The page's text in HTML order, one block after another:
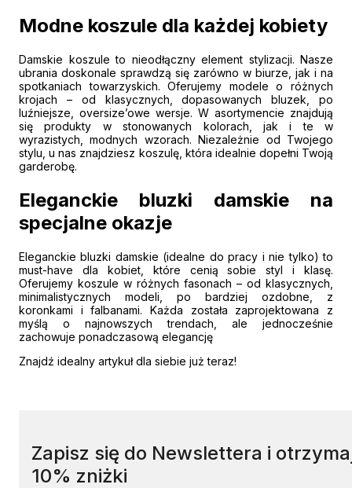
Modne koszule dla każdej kobiety
Damskie koszule to nieodłączny element stylizacji. Nasze
ubrania doskonale sprawdzą się zarówno w biurze, jak i na
spotkaniach towarzyskich. Oferujemy modele o różnych
krojach – od klasycznych, dopasowanych bluzek, po
luźniejsze, oversize’owe wersje. W asortymencie znajdują
się produkty w stonowanych kolorach, jak i te w
wyrazistych, modnych wzorach. Niezależnie od Twojego
stylu, u nas znajdziesz koszulę, która idealnie dopełni Twoją
garderobę.
Eleganckie bluzki damskie na
specjalne okazje
Eleganckie bluzki damskie (idealne do pracy i nie tylko) to
must-have dla kobiet, które cenią sobie styl i klasę.
Oferujemy koszule w różnych fasonach – od klasycznych,
minimalistycznych modeli, po bardziej ozdobne, z
koronkami i falbanami. Każda została zaprojektowana z
myślą o najnowszych trendach, ale jednocześnie
zachowuje ponadczasową elegancję
Znajdź idealny artykuł dla siebie już teraz!
Zapisz się do Newslettera i
10% zniżki